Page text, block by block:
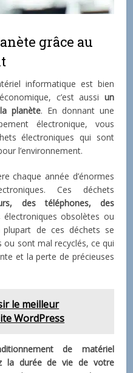
grâce au
informatique est bien
c’est aussi un
planète. En donnant une
électronique, vous
électroniques qui sont
l’environnement.
chaque année d’énormes
Ces déchets
des téléphones, des
électroniques obsolètes ou
plupart de ces déchets se
sont mal recyclés, ce qui
et la perte de précieuses
le meilleur
WordPress
de matériel
la durée de vie de votre